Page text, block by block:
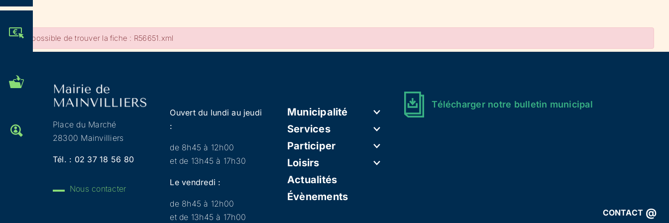
ADMINISTRATIVES
OFFRES D'EMPLOI
CONTACT @
Impossible de trouver la fiche : R56651.xml
Place du Marché
28300 Mainvilliers
Tél. : 02 37 18 56 80
Nous contacter
Ouvert du lundi au jeudi
:
de 8h45 à 12h00
et de 13h45 à 17h30
Le vendredi :
de 8h45 à 12h00
et de 13h45 à 17h00
Municipalité
Services
Participer
Loisirs
Actualités
Évènements
Télécharger notre bulletin municipal